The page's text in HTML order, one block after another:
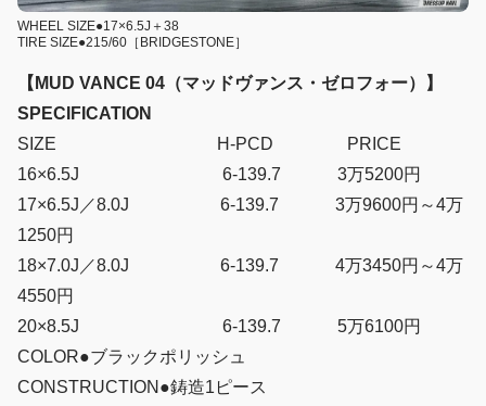
WHEEL SIZE●17×6.5J＋38
TIRE SIZE●215/60［BRIDGESTONE］
【MUD VANCE 04（マッドヴァンス・ゼロフォー）】
SPECIFICATION
SIZE H-PCD PRICE
16×6.5J 6-139.7 3万5200円
17×6.5J／8.0J 6-139.7 3万9600円～4万
1250円
18×7.0J／8.0J 6-139.7 4万3450円～4万
4550円
20×8.5J 6-139.7 5万6100円
COLOR●ブラックポリッシュ
CONSTRUCTION●鋳造1ピース